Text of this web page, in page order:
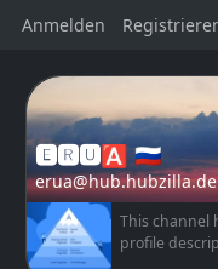
Anmelden
🅴🆁🆄🅰 🇷🇺
erua@hub.hubzilla.de
This channel
profile